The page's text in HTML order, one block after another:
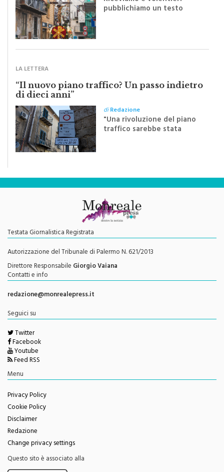
inviato dalla scrittrice
monrealese Mariella
“Il nuovo piano traffico? Un passo indietro
di dieci anni”
"Una rivoluzione del piano
traffico sarebbe stata
efficace se preceduta da
una rivoluzione culturale"
Testata Giornalistica Registrata
Autorizzazione del Tribunale di Palermo N. 621/2013
Direttore ResponsabileGiorgio Vaiana
Contatti e info
redazione@monrealepress.it
Twitter
Facebook
Youtube
Feed RSS
Menu
Privacy Policy
Cookie Policy
Disclaimer
Redazione
Change privacy settings
Questo sito è associato alla